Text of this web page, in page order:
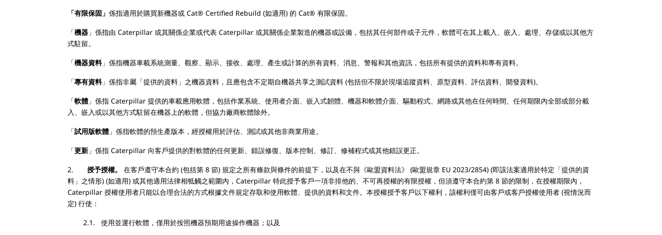
「有限保固」 係指適用於購買新機器或 Cat® Certified Rebuild (如適用) 的 Cat® 有限保固。
「機器 」係指由 Caterpillar 或其關係企業或代表 Caterpillar 或其關係企業製造的機器或設備，包括其任何部件或子元件，軟體可在其上載入、嵌入、處理、存儲或以其他方
式駐留。
「機器資料」係指機器車載系統測量、觀察、顯示、接收、處理、產生或計算的所有資料、消息、警報和其他資訊，包括所有提供的資料和專有資料。
「專有資料」係指非屬「提供的資料」之機器資料，且應包含不定期自機器共享之測試資料 (包括但不限於現場追蹤資料、原型資料、評估資料、開發資料)。
「軟體 」係指 Caterpillar 提供的車載應用軟體，包括作業系統、使用者介面、嵌入式韌體、機器和軟體介面、驅動程式、網路或其他在任何時間、任何期限內全部或部分載
入、嵌入或以其他方式駐留在機器上的軟體，但協力廠商軟體除外。
「試用版軟體 」係指軟體的預生產版本，經授權用於評估、測試或其他非商業用途。
「更新 」係指 Caterpillar 向客戶提供的對軟體的任何更新、錯誤修復、版本控制、修訂、修補程式或其他錯誤更正。
2. 授予授權。
在客戶遵守本合約 (包括第 8 節) 規定之所有條款與條件的前提下，以及在不與《歐盟資料法》 (歐盟規章 EU 2023/2854) (即該法案適用於特定「提供的資
料」之情形) (如適用) 或其他適用法律相牴觸之範圍內，Caterpillar 特此授予客戶一項非排他的、不可再授權的有限授權，但須遵守本合約第 8 節的限制，在授權期限內，
Caterpillar 授權使用者只能以合理合法的方式根據文件規定存取和使用軟體、提供的資料和文件。本授權授予客戶以下權利，該權利僅可由客戶或客戶授權使用者 (視情況而
定) 行使：
2.1. 使用並運行軟體，僅用於按照機器預期用途操作機器；以及